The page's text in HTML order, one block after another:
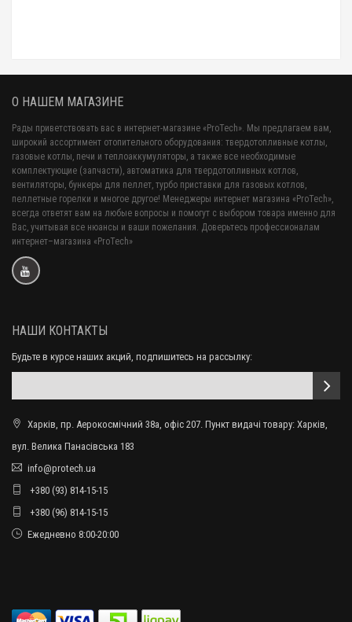
О НАШЕМ МАГАЗИНЕ
Рады приветствовать вас в интернет-магазине «ProTech». Мы предлагаем вам,
широкий ассортимент отопительного оборудования: твердотопливные котлы,
газовые котлы, печи и теплоаккумуляторы, а также все необходимые
комплектующие (запчасти), автоматика для твердотопливных котлов,
вентиляторы, бункеры для пеллет, турбо приставки для газовых котлов,
пеллетные горелки и многое другое! Менеджеры интернет магазина «ProTech»,
всегда ответят вам на любые вопросы и помогут с выбором товара именно для
Вас, учитывая все нюансы и ваши пожелания. Доверьтесь профессионалам
интернет–магазина «ProTech»
НАШИ КОНТАКТЫ
Будьте в курсе наших акций, подпишитесь на рассылку:
Харків, пр. Аерокосмічний 38а, офіс 207. Пункт видачі товару: Харків,
вул. Велика Панасівська 183
info@protech.ua
+380 (93) 814-15-15
+380 (96) 814-15-15
Ежедневно 8:00-20:00